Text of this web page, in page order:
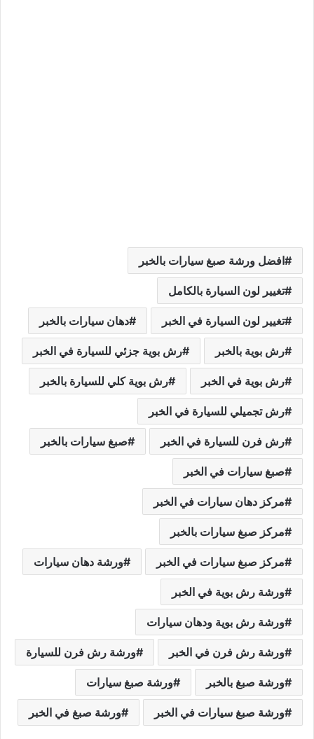
افضل ورشة صبغ سيارات بالخبر
تغيير لون السيارة بالكامل
تغيير لون السيارة في الخبر دهان سيارات بالخبر
رش بوية بالخبر رش بوية جزئي للسيارة في الخبر
رش بوية في الخبر رش بوية كلي للسيارة بالخبر
رش تجميلي للسيارة في الخبر
رش فرن للسيارة في الخبر صبغ سيارات بالخبر
صبغ سيارات في الخبر
مركز دهان سيارات في الخبر
مركز صبغ سيارات بالخبر
مركز صبغ سيارات في الخبر ورشة دهان سيارات
ورشة رش بوية في الخبر
ورشة رش بوية ودهان سيارات
ورشة رش فرن في الخبر ورشة رش فرن للسيارة
ورشة صبغ بالخبر ورشة صبغ سيارات
ورشة صبغ سيارات في الخبر ورشة صبغ في الخبر